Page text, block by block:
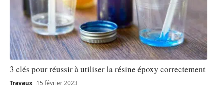
3 clés pour réussir à utiliser la résine époxy correctement
Travaux 15 février 2023